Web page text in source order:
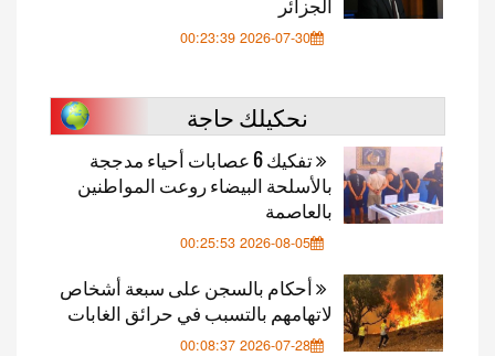
2026-07-30 00:23:39
نحكيلك حاجة
تفكيك 6 عصابات أحياء مدججة
بالأسلحة البيضاء روعت المواطنين
بالعاصمة
2026-08-05 00:25:53
أحكام بالسجن على سبعة أشخاص
لاتهامهم بالتسبب في حرائق الغابات
2026-07-28 00:08:37